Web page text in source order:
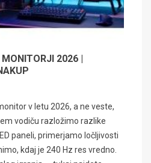
2026 |
v letu 2026, a ne veste,
vodiču razložimo razlike
paneli, primerjamo ločljivosti
kdaj je 240 Hz res vredno.